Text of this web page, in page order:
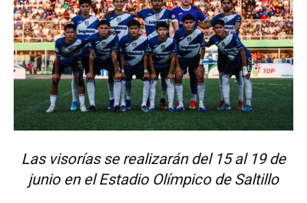
Las visorías se realizarán del 15 al 19 de
junio en el Estadio Olímpico de Saltillo